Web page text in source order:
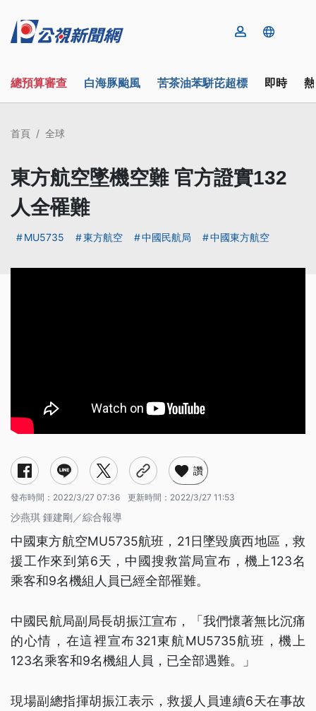
總預算審查 白海豚颱風 苦茶油苯駢芘超標 即時
首頁 全球
東方航空墜機空難 官方證實132
人全罹難
MU5735 東方航空 中國民航局 中國東方航空
讚
發布時間： 2022/3/27 07:36 更新時間： 2022/3/27 11:53
沙燕琪 鍾建剛／綜合報導
中國東方航空MU5735航班，21日墜毀廣西地區，救
援工作來到第6天，中國搜救當局宣布，機上123名
乘客和9名機組人員已經全部罹難。
中國民航局副局長胡振江宣布，「我們懷著無比沉痛
的心情，在這裡宣布321東航MU5735航班，機上
123名乘客和9名機組人員，已全部遇難。」
現場副總指揮胡振江表示，救援人員連續6天在事故